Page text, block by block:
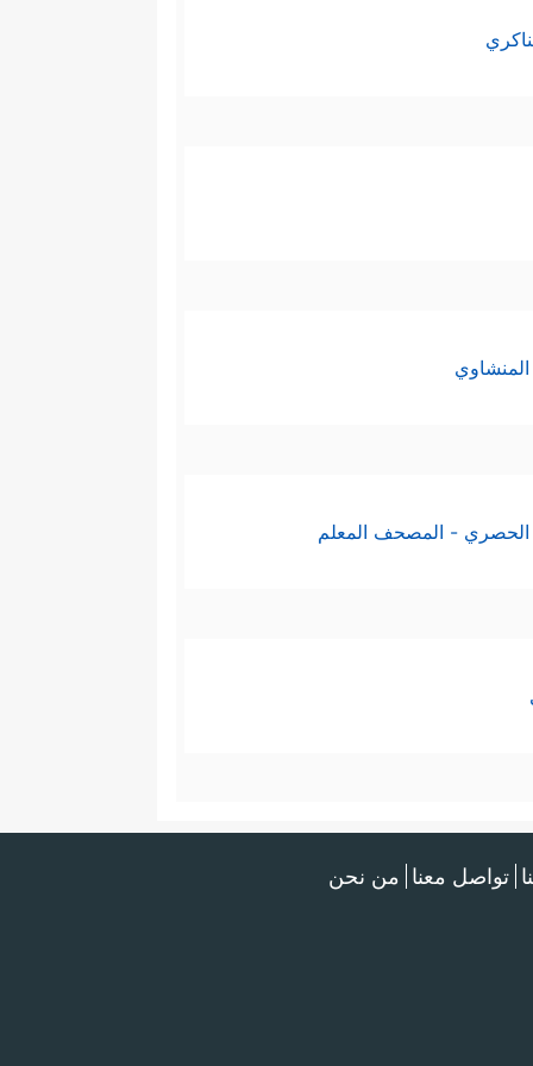
الحصري - المصحف المعلم
تواصل معنا من نحن